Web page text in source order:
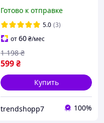
для полива
Готово к отправке
5.0 (3)
от60₴/мес
599₴
1 198 ₴
Купить
trendshopp7 100%